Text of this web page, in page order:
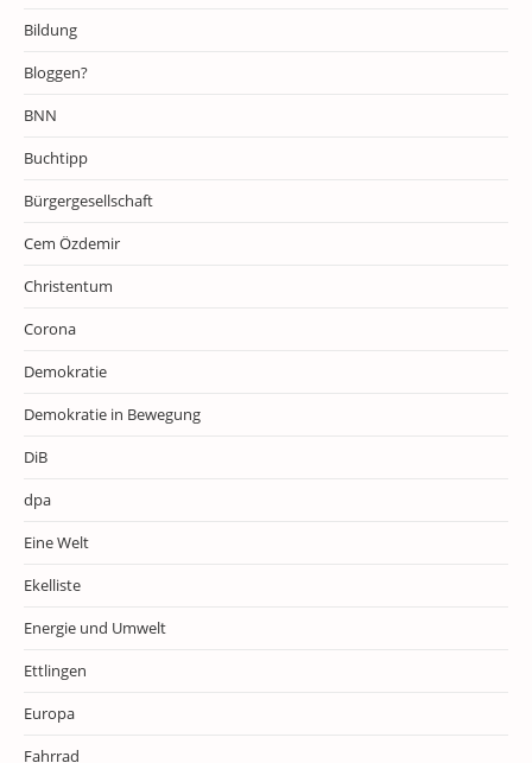
Bildung
Bloggen?
BNN
Buchtipp
Bürgergesellschaft
Cem Özdemir
Christentum
Corona
Demokratie
Demokratie in Bewegung
DiB
dpa
Eine Welt
Ekelliste
Energie und Umwelt
Ettlingen
Europa
Fahrrad